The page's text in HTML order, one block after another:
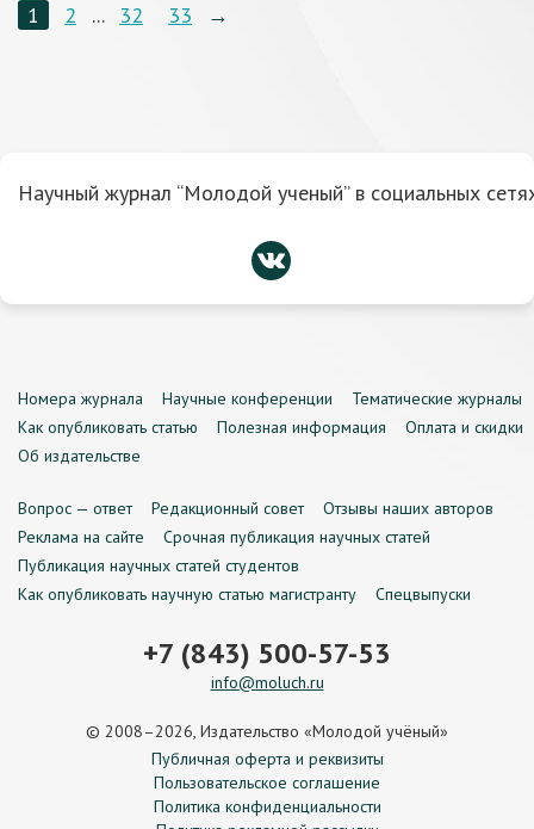
1 2 ... 32 33 →
Научный журнал “Молодой ученый” в социальных
Номера журнала Научные конференции
Тематические журналы
Как опубликовать статью
Полезная информация
Оплата и скидки
Об издательстве
Вопрос — ответ Редакционный совет
Отзывы наших авторов
Реклама на сайте
Срочная публикация научных статей
Публикация научных статей студентов
Как опубликовать научную статью магистранту
Спецвыпуски
+7 (843) 500-57-53
info@moluch.ru
© 2008–2026, Издательство «Молодой учёный»
Публичная оферта и реквизиты
Пользовательское соглашение
Политика конфиденциальности